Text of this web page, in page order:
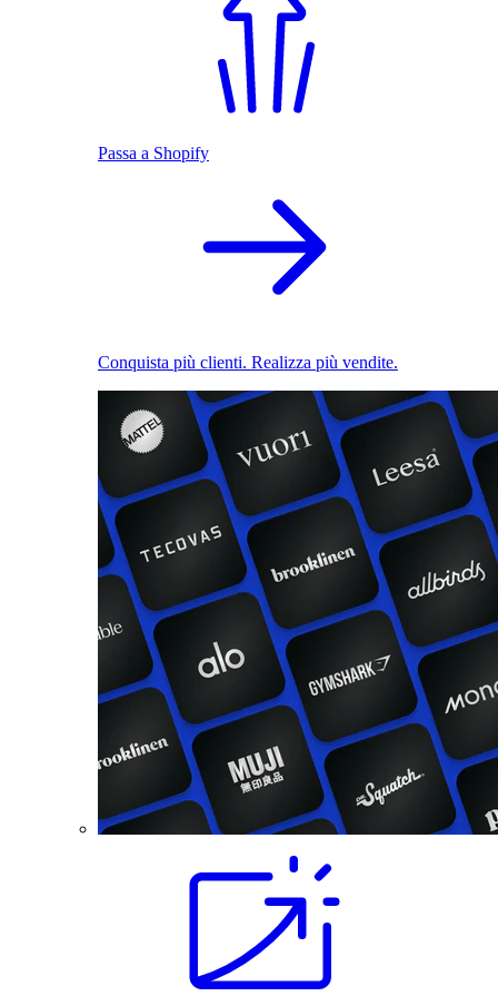
Passa a Shopify
Conquista più clienti. Realizza più vendite.